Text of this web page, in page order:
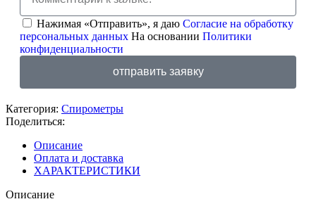
Нажимая «Отправить», я даю Согласие на обработку
персональных данных На основании Политики
конфиденциальности
отправить заявку
Категория: Спирометры
Поделиться:
Описание
Оплата и доставка
ХАРАКТЕРИСТИКИ
Описание